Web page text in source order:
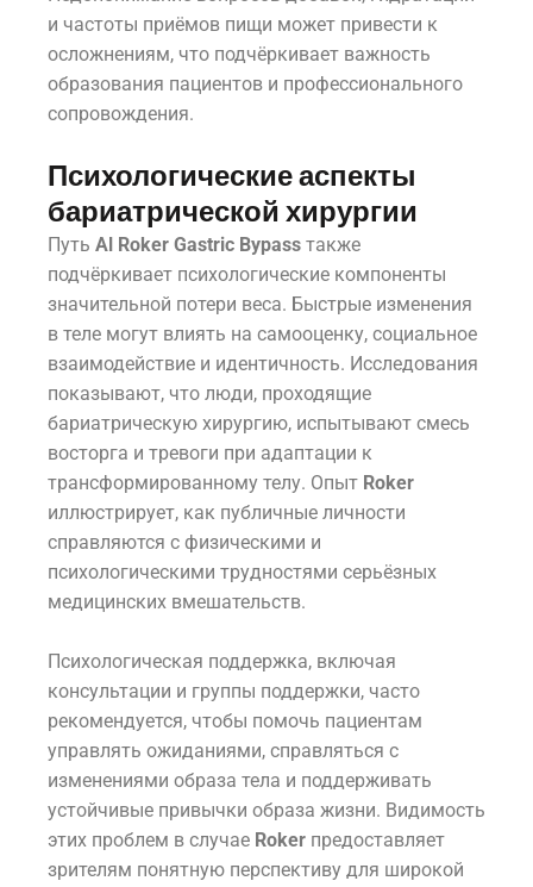
и частоты приёмов пищи может привести к
осложнениям, что подчёркивает важность
образования пациентов и профессионального
сопровождения.
Психологические аспекты
бариатрической хирургии
Путь Al Roker Gastric Bypass также
подчёркивает психологические компоненты
значительной потери веса. Быстрые изменения
в теле могут влиять на самооценку, социальное
взаимодействие и идентичность. Исследования
показывают, что люди, проходящие
бариатрическую хирургию, испытывают смесь
восторга и тревоги при адаптации к
трансформированному телу. Опыт Roker
иллюстрирует, как публичные личности
справляются с физическими и
психологическими трудностями серьёзных
медицинских вмешательств.
Психологическая поддержка, включая
консультации и группы поддержки, часто
рекомендуется, чтобы помочь пациентам
управлять ожиданиями, справляться с
изменениями образа тела и поддерживать
устойчивые привычки образа жизни. Видимость
этих проблем в случае Roker предоставляет
зрителям понятную перспективу для широкой